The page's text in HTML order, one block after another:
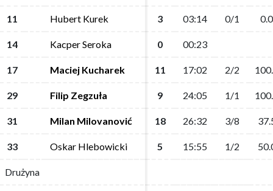
11 Hubert Kurek 3 03:14 0/1 0.0
14 Kacper Seroka 0 00:23
17 Maciej Kucharek 11 17:02 2/2
29 Filip Zegzuła 9 24:05 1/1
31 Milan Milovanović 18 26:32 3/8
33 Oskar Hlebowicki 5 15:55 1/2
Drużyna
11 Hubert Kurek 3 03:14 0/1 0.0
14 Kacper Seroka 0 00:23
17 Maciej Kucharek 11 17:02 2/2
29 Filip Zegzuła 9 24:05 1/1
31 Milan Milovanović 18 26:32 3/8
33 Oskar Hlebowicki 5 15:55 1/2
Drużyna